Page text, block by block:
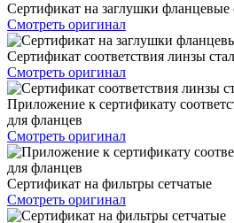
Сертификат на заглушки фланцевые
Смотреть оригинал
Сертификат соответствия линзы
Смотреть оригинал
Приложение к сертификату
для фланцев
Смотреть оригинал
Сертификат на фильтры сетчатые
Смотреть оригинал